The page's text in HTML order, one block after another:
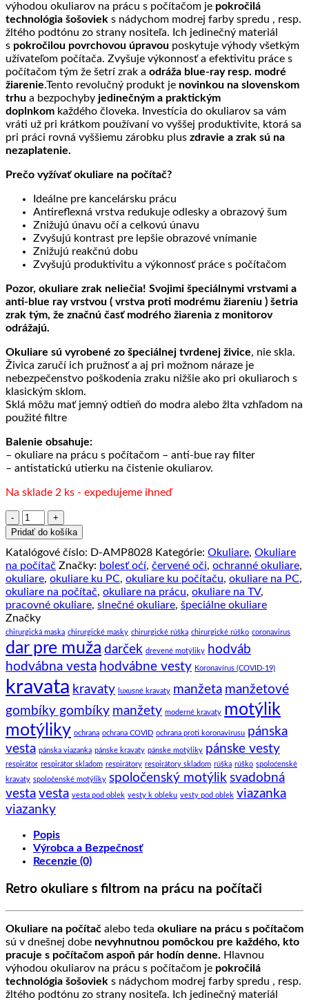
výhodou okuliarov na prácu s počítačom je pokročilá
technológia šošoviek s nádychom modrej farby spredu , resp.
žltého podtónu zo strany nositeľa. Ich jedinečný materiál
s pokročilou povrchovou úpravou poskytuje výhody všetkým
užívateľom počítača. Zvyšuje výkonnosť a efektivitu práce s
počítačom tým že šetrí zrak a odráža blue-ray resp. modré
žiarenie.Tento revolučný produkt je novinkou na slovenskom
trhu a bezpochyby jedinečným a praktickým
doplnkom každého človeka. Investícia do okuliarov sa vám
vráti už pri krátkom používaní vo vyššej produktivite, ktorá sa
pri práci rovná vyššiemu zárobku plus zdravie a zrak sú na
nezaplatenie.
Prečo vyžívať okuliare na počítač?
Ideálne pre kancelársku prácu
Antireflexná vrstva redukuje odlesky a obrazový šum
Znižujú únavu očí a celkovú únavu
Zvyšujú kontrast pre lepšie obrazové vnímanie
Znižujú reakčnú dobu
Zvyšujú produktivitu a výkonnosť práce s počítačom
Pozor, okuliare zrak neliečia! Svojimi špeciálnymi vrstvami a
anti-blue ray vrstvou ( vrstva proti modrému žiareniu ) šetria
zrak tým, že značnú časť modrého žiarenia z monitorov
odrážajú.
Okuliare sú vyrobené zo špeciálnej tvrdenej živice, nie skla.
Živica zaručí ich pružnosť a aj pri možnom náraze je
nebezpečenstvo poškodenia zraku nižšie ako pri okuliaroch s
klasickým sklom.
Sklá môžu mať jemný odtieň do modra alebo žlta vzhľadom na
použité filtre
Balenie obsahuje:
– okuliare na prácu s počítačom – anti-bue ray filter
– antistatickú utierku na čistenie okuliarov.
Na sklade 2 ks - expedujeme ihneď
množstvo
Retro
okuliare
s
filtrom
na
prácu
na
počítači
Pridať do košíka
Katalógové číslo: D-AMP8028 Kategórie: Okuliare, Okuliare
na počítač Značky: bolesť oćí, červené oči, ochranné okuliare,
okuliare, okuliare ku PC, okuliare ku počítaču, okuliare na PC,
okuliare na počítač, okuliare na prácu, okuliare na TV,
pracovné okuliare, slnečné okuliare, špeciálne okuliare
Značky
chirurgická maska chirurgické masky chirurgické rúška chirurgické rúško coronavirus
dar pre muža darček drevené motýliky
hodváb
hodvábna vesta hodvábne vesty Koronavírus (COVID-19)
kravata kravaty luxusné kravaty manžeta manžetové
gombíky gombíky manžety moderné kravaty motýlik
motýliky ochrana ochrana COVID ochrana proti koronavírusu pánska
vesta pánska viazanka pánske kravaty pánske motýliky pánske vesty
respirátor respirátor skladom respirátory respirátory skladom rúška rúško spoloćenské
kravaty spoločenské motýliky spoločenský motýlik svadobná
vesta vesta vesta pod oblek vesty k obleku vesty pod oblek viazanka
viazanky
Popis
Výrobca a Bezpečnosť
Recenzie (0)
Retro okuliare s filtrom na prácu na počítači
Okuliare na počítač alebo teda okuliare na prácu s počítačom
sú v dnešnej dobe nevyhnutnou pomôckou pre každého, kto
pracuje s počítačom aspoň pár hodín denne. Hlavnou
výhodou okuliarov na prácu s počítačom je pokročilá
technológia šošoviek s nádychom modrej farby spredu , resp.
žltého podtónu zo strany nositeľa. Ich jedinečný materiál